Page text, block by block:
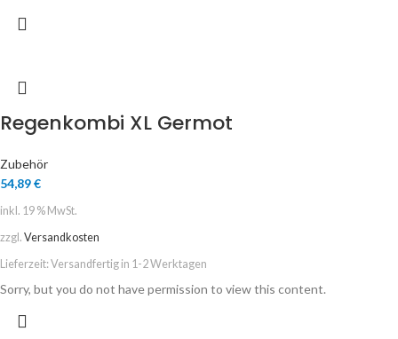
Regenkombi XL Germot
Zubehör
54,89€
inkl. 19 % MwSt.
zzgl. Versandkosten
Lieferzeit: Versandfertig in 1-2 Werktagen
Sorry, but you do not have permission to view this content.